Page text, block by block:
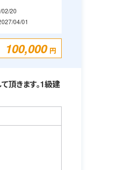
20
04/01
100,000 円
頂きます。1級建